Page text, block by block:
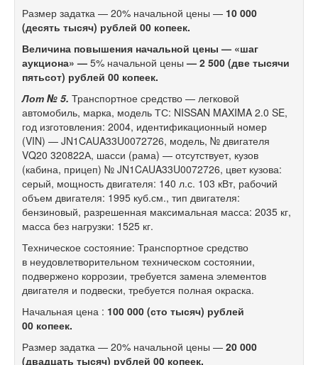
Размер задатка — 20% начальной цены — 10 000
(десять тысяч) рублей 00 копеек.
Величина повышения начальной цены — «шаг
аукциона» — 5% начальной цены — 2 500 (две тысячи
пятьсот) рублей 00 копеек.
Лот № 5. Транспортное средство — легковой
автомобиль, марка, модель ТС: NISSAN MAXIMA 2.0 SE,
год изготовления: 2004, идентификационный номер
(VIN) — JN1CАUA33U0072726, модель, № двигателя
VQ20 320822А, шасси (рама) — отсутствует, кузов
(кабина, прицеп) № JN1CАUA33U0072726, цвет кузова:
серый, мощность двигателя: 140 л.с. 103 кВт, рабочий
объем двигателя: 1995 куб.см., тип двигателя:
бензиновый, разрешенная максимальная масса: 2035 кг,
масса без нагрузки: 1525 кг.
Техническое состояние: Транспортное средство
в неудовлетворительном техническом состоянии,
подвержено коррозии, требуется замена элементов
двигателя и подвески, требуется полная окраска.
Начальная цена : 100 000 (сто тысяч) рублей
00 копеек.
Размер задатка — 20% начальной цены — 20 000
(двадцать тысяч) рублей 00 копеек.